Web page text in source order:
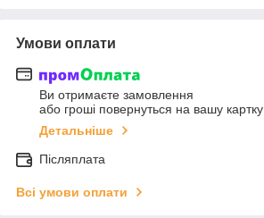
Умови оплати
Ви отримаєте замовлення
або гроші повернуться на вашу картку
Детальніше
Післяплата
Всі умови оплати